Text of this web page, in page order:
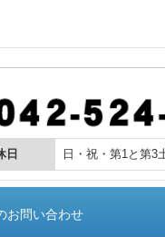
日 日・祝・第1と第3
お問い合わせ